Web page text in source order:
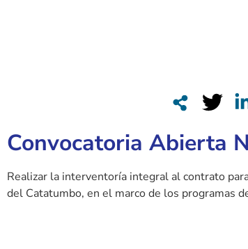
Convocatoria Abierta
Realizar la interventoría integral al contrato
del Catatumbo, en el marco de los programas